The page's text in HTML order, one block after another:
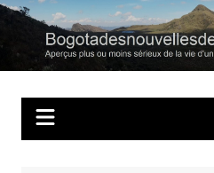
Aller
contenu
Regards personnels sur la vie